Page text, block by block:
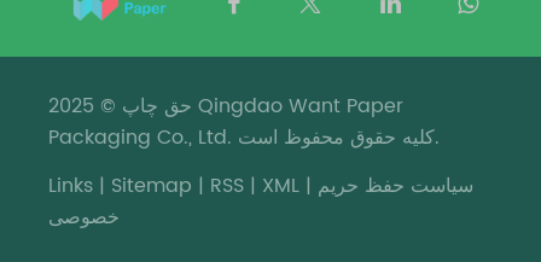
حق چاپ © 2025 Qingdao Want Paper
Packaging Co., Ltd. کلیه حقوق محفوظ است.
Links | Sitemap | RSS | XML | سیاست حفظ حریم
خصوصی